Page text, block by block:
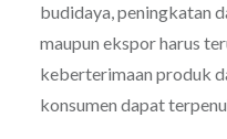
budidaya, peningkatan
maupun ekspor harus
keberterimaan produk
konsumen dapat